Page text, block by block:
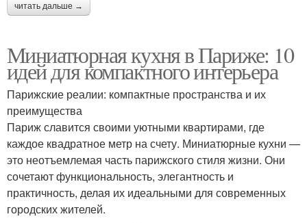
читать дальше →
Миниатюрная кухня в Париже: 10
идей для компактного интерьера
Парижские реалии: компактные пространства и их
преимущества
Париж славится своими уютными квартирами, где
каждое квадратное метр на счету. Миниатюрные кухни —
это неотъемлемая часть парижского стиля жизни. Они
сочетают функциональность, элегантность и
практичность, делая их идеальными для современных
городских жителей.